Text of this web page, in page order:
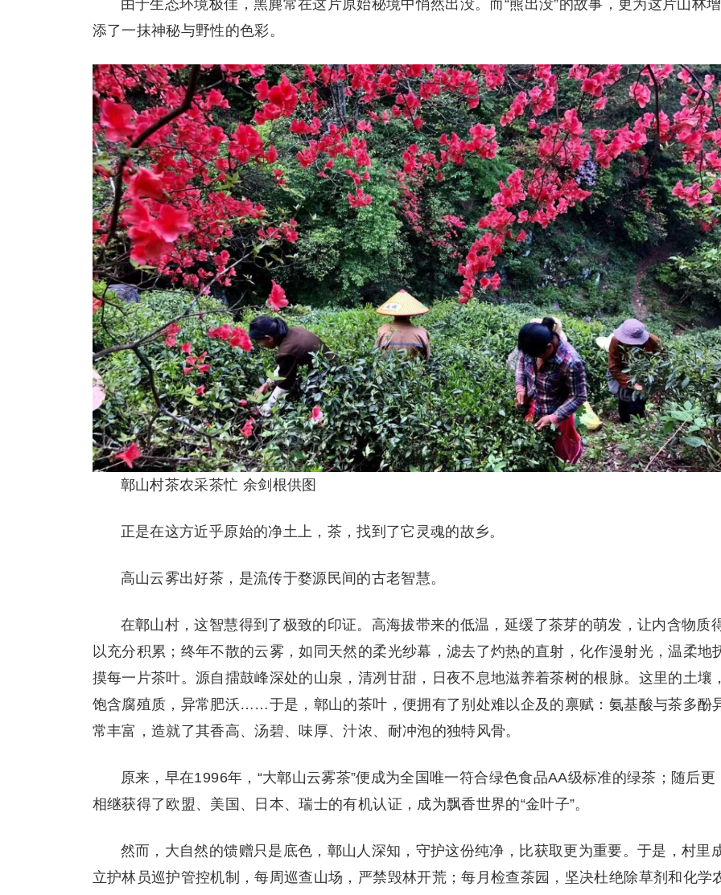
由于生态环境极佳，黑麂常在这片原始秘境中悄然出没。而“熊出没”的故事，更为这片山林增
添了一抹神秘与野性的色彩。
鄣山村茶农采茶忙 余剑根供图
正是在这方近乎原始的净土上，茶，找到了它灵魂的故乡。
高山云雾出好茶，是流传于婺源民间的古老智慧。
在鄣山村，这智慧得到了极致的印证。高海拔带来的低温，延缓了茶芽的萌发，让内含物质
以充分积累；终年不散的云雾，如同天然的柔光纱幕，滤去了灼热的直射，化作漫射光，温柔地
摸每一片茶叶。源自擂鼓峰深处的山泉，清冽甘甜，日夜不息地滋养着茶树的根脉。这里的土壤
饱含腐殖质，异常肥沃……于是，鄣山的茶叶，便拥有了别处难以企及的禀赋：氨基酸与茶多酚
常丰富，造就了其香高、汤碧、味厚、汁浓、耐冲泡的独特风骨。
原来，早在1996年，“大鄣山云雾茶”便成为全国唯一符合绿色食品AA级标准的绿茶；随后更
相继获得了欧盟、美国、日本、瑞士的有机认证，成为飘香世界的“金叶子”。
然而，大自然的馈赠只是底色，鄣山人深知，守护这份纯净，比获取更为重要。于是，村里
立护林员巡护管控机制，每周巡查山场，严禁毁林开荒；每月检查茶园，坚决杜绝除草剂和化学